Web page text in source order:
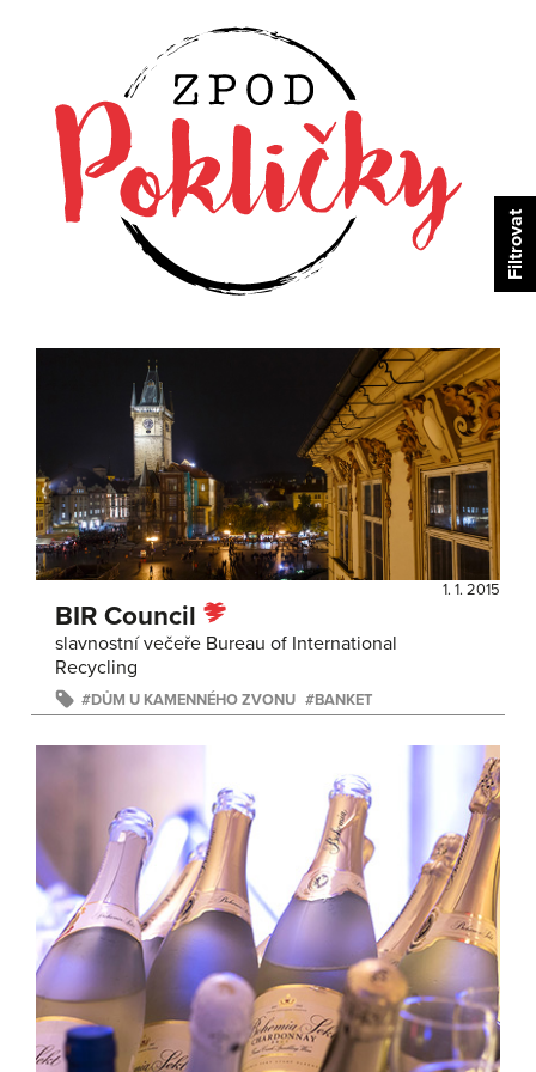
1. 1. 2015
BIR Council
slavnostní večeře Bureau of International
Recycling
DŮM U KAMENNÉHO ZVONU BANKET